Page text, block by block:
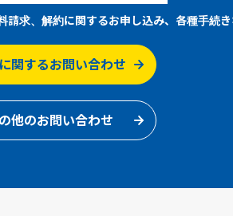
請求、解約に関するお申し込み、各種手続
関するお問い合わせ
他のお問い合わせ